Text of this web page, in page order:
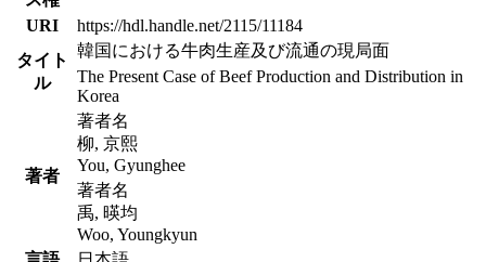
URI
https://hdl.handle.net/2115/11184
タイト
ル
韓国における牛肉生産及び流通の現局面
The Present Case of Beef Production and Distribution in
Korea
著者
著者名
柳, 京熙
You, Gyunghee
著者名
禹, 暎均
Woo, Youngkyun